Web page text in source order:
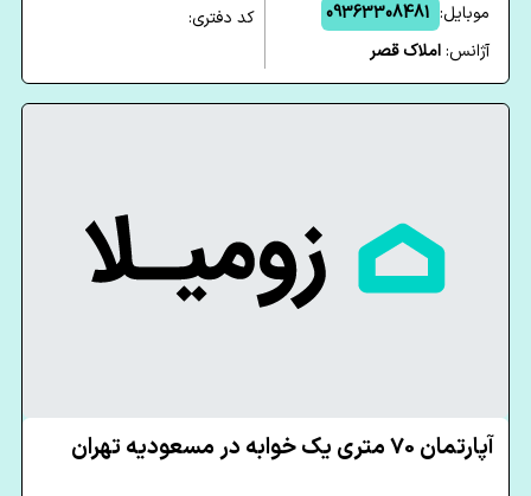
موبایل: 09363308481
آژانس:املاک قصر
کد دفتری:
آپارتمان 70 متری یک خوابه در مسعودیه تهران